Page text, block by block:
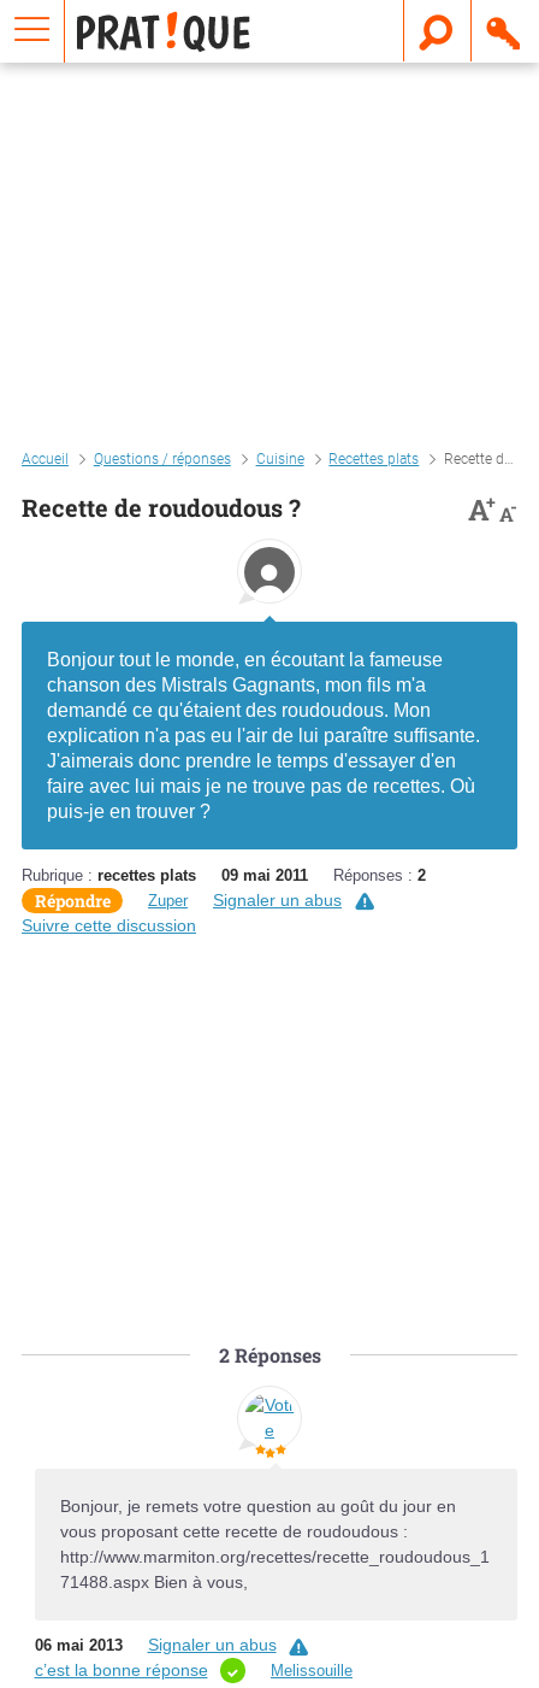
Accueil Questions / réponses Cuisine Recettes plats Recette de roudoudous ?
Recette de roudoudous ? A+A-
Bonjour tout le monde, en écoutant la fameuse
chanson des Mistrals Gagnants, mon fils m'a
demandé ce qu'étaient des roudoudous. Mon
explication n'a pas eu l'air de lui paraître suffisante.
J'aimerais donc prendre le temps d'essayer d'en
faire avec lui mais je ne trouve pas de recettes. Où
puis-je en trouver ?
Rubrique : recettes plats 09 mai 2011 Réponses : 2
Répondre Zuper
Signaler un abus
Suivre cette discussion
2Réponses
Bonjour, je remets votre question au goût du jour en
vous proposant cette recette de roudoudous :
http://www.marmiton.org/recettes/recette_roudoudous_1
71488.aspx Bien à vous,
06 mai 2013
Signaler un abus
c’est la bonne réponse
Melissouille
E
m
a